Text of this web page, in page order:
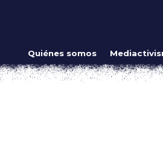
Quiénes somos
de posibilidades
en primera fila a esperar que la